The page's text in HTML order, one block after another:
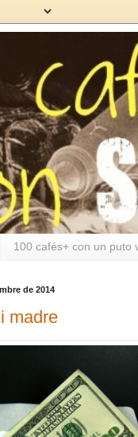
100 cafés+ con un puto
de 2014
madre